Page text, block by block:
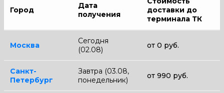
Город
Дата
получения
доставки до
терминала ТК
Москва
Сегодня
(02.08)
от 0 руб.
Санкт-
Петербург
Завтра (03.08,
понедельник)
от 990 руб.